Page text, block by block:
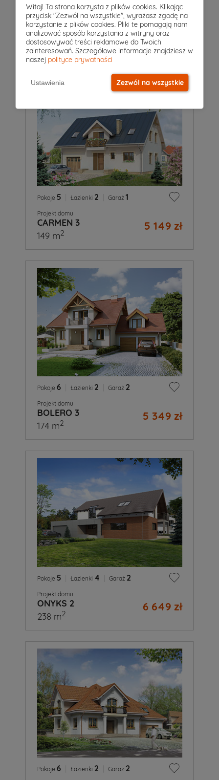
Pokoje6 | Łazienki3 | Garaż0
Projekt domu
ŚWIT 2 6 649 zł
183 m2
Pokoje 5 Łazienki 2 Garaż 1
Projekt domu
CARMEN 3 5 149 zł
149 m2
Pokoje 6 Łazienki 2 Garaż 2
Projekt domu
BOLERO 3 5 349 zł
174 m2
Pokoje 5 Łazienki 4 Garaż 2
Projekt domu
ONYKS 2 6 649 zł
238 m2
Pokoje 6 Łazienki 2 Garaż 2
Witaj! Ta strona korzysta z plików cookies. Klikając
przycisk "Zezwól na wszystkie", wyrażasz zgodę na
korzystanie z plików cookies. Pliki te pomagają nam
analizować sposób korzystania z witryny oraz
dostosowywać treści reklamowe do Twoich
zainteresowań. Szczegółowe informacje znajdziesz w
naszej polityce prywatności
Ustawienia Zezwól na wszystkie